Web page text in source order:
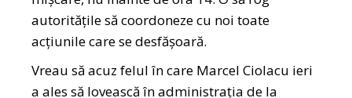
autoritățile să coordoneze cu noi toate
acțiunile care se desfășoară.
Vreau să acuz felul în care Marcel Ciolacu ieri
a ales să lovească în administrația de la